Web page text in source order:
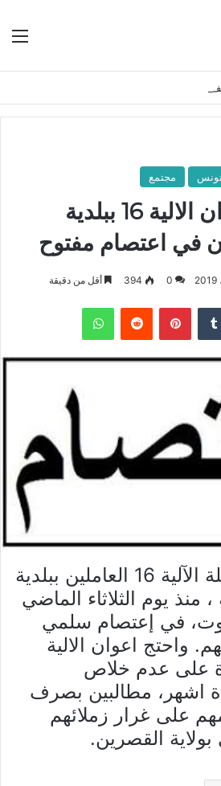
مجتمع
القصرين: اعوان الالية 16 ببلدية
في اعتصام مفتوح
0
394 أقل من دقيقة
بينتيريست واتساب
دخل أعوان وعملة الآلية 16 العاملين ببلدية
منذ يوم الثلاثاء الماضي
ل 27 اوت، في إعتصام سلمي
واحتج اعوان الالية
على عدم خلاص
اشهر، مطالبين بصرف
على غرار زملائهم
بولاية القصرين.